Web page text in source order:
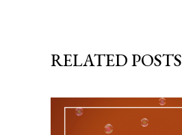
RELATED POSTS